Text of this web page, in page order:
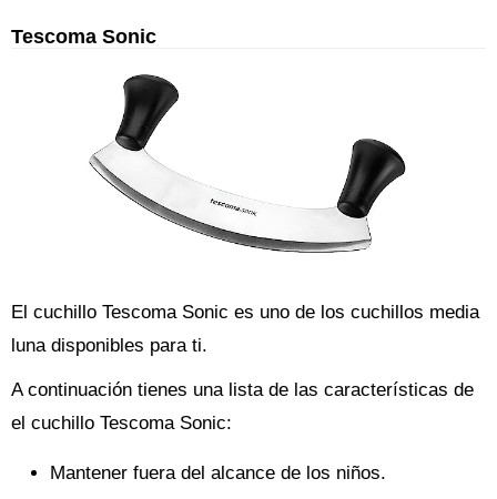
Tescoma Sonic
El cuchillo Tescoma Sonic es uno de los cuchillos media
luna disponibles para ti.
A continuación tienes una lista de las características de
el cuchillo Tescoma Sonic:
Mantener fuera del alcance de los niños.